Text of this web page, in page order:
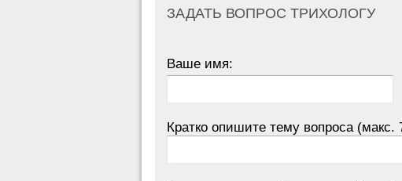
ЗАДАТЬ ВОПРОС ТРИХОЛОГУ
Ваше имя:
Кратко опишите тему вопроса (макс.